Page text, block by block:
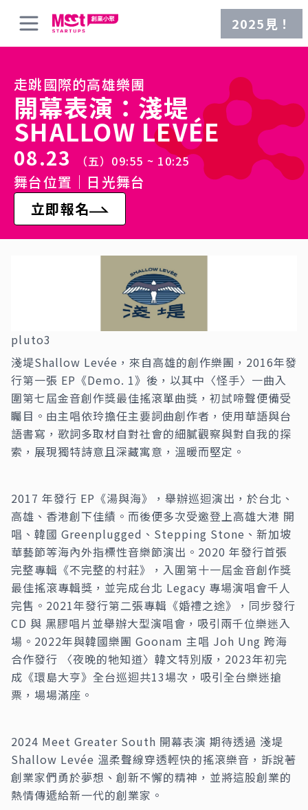
2025見！
走跳國際的高雄樂團
開幕表演：淺堤
SHALLOW LEVÉE
08.23 （五） 09:55 ~ 10:25
舞台位置｜日光舞台
立即報名
pluto3
淺堤Shallow Levée，來自高雄的創作樂團，2016年發
行第一張 EP《Demo. 1》後，以其中〈怪手〉一曲入
圍第七屆金音創作獎最佳搖滾單曲獎，初試啼聲便備受
矚目。由主唱依玲擔任主要詞曲創作者，使用華語與台
語書寫，歌詞多取材自對社會的細膩觀察與對自我的探
索，展現獨特詩意且深藏寓意，溫暖而堅定。
2017 年發行 EP《湯與海》，舉辦巡迴演出，於台北、
高雄、香港創下佳績。而後便多次受邀登上高雄大港 開
唱、韓國 Greenplugged、Stepping Stone、新加坡
華藝節等海內外指標性音樂節演出。2020 年發行首張
完整專輯《不完整的村莊》，入圍第十一屆金音創作獎
最佳搖滾專輯獎，並完成台北 Legacy 專場演唱會千人
完售。2021年發行第二張專輯《婚禮之途》，同步發行
CD 與 黑膠唱片並舉辦大型演唱會，吸引兩千位樂迷入
場。2022年與韓國樂團 Goonam 主唱 Joh Ung 跨海
合作發行 〈夜晚的牠知道〉韓文特別版，2023年初完
成《環島大亨》全台巡迴共13場次，吸引全台樂迷搶
票，場場滿座。
2024 Meet Greater South 開幕表演 期待透過 淺堤
Shallow Levée 溫柔聲線穿透輕快的搖滾樂音，訴說著
創業家們勇於夢想、創新不懈的精神，並將這股創業的
熱情傳遞給新一代的創業家。